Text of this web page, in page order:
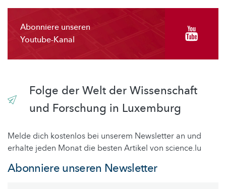
Abonniere unseren
Youtube-Kanal
Folge der Welt der Wissenschaft
und Forschung in Luxemburg
Melde dich kostenlos bei unserem Newsletter an und
erhalte jeden Monat die besten Artikel von science.lu
Abonniere unseren Newsletter